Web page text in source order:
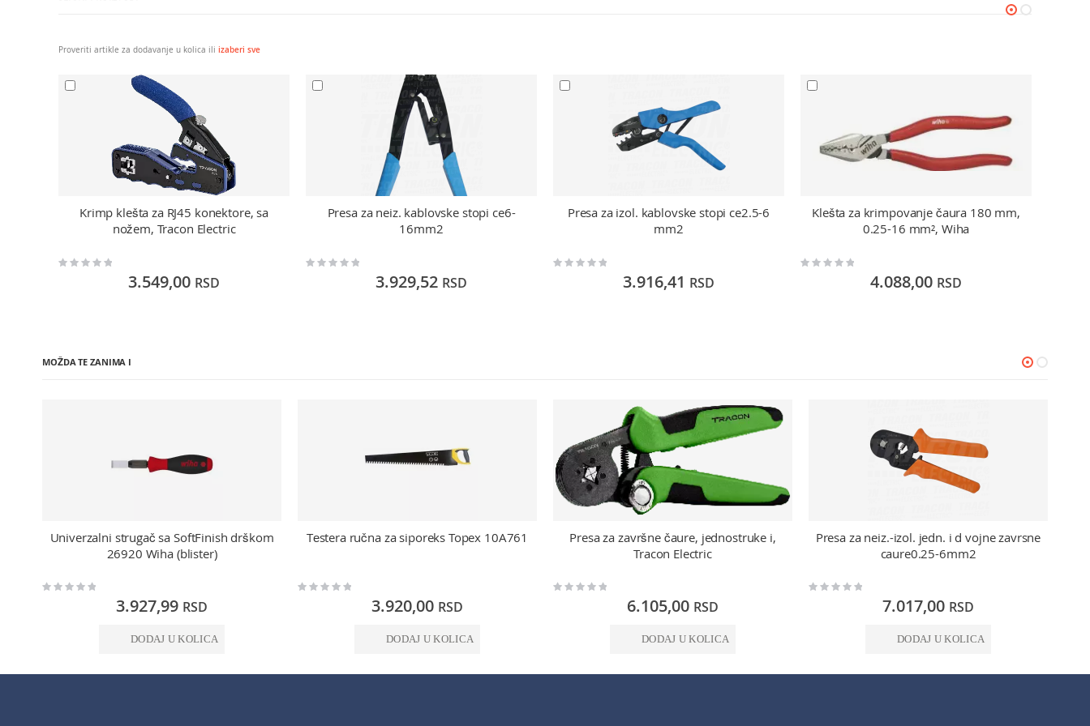
Proveriti artikle za dodavanje u kolica ili izaberi sve
Krimp klešta za RJ45 konektore, sa
nožem, Tracon Electric
Rating:
3.549,00 RSD
Presa za neiz. kablovske stopi ce6-
16mm2
Rating:
3.929,52 RSD
Presa za izol. kablovske stopi ce2.5-6
mm2
Rating:
3.916,41 RSD
Klešta za krimpovanje čaura 180 mm,
0.25-16 mm², Wiha
Rating:
4.088,00 RSD
MOŽDA TE ZANIMA I
Univerzalni strugač sa SoftFinish drškom
26920 Wiha (blister)
Rating:
3.927,99 RSD
DODAJ U KOLICA
Tеstera ručna za siporeks Topex 10A761
Rating:
3.920,00 RSD
DODAJ U KOLICA
Presa za završne čaure, jednostruke i,
Tracon Electric
Rating:
6.105,00 RSD
DODAJ U KOLICA
Presa za neiz.-izol. jedn. i d vojne zavrsne
caure0.25-6mm2
Rating:
7.017,00 RSD
DODAJ U KOLICA